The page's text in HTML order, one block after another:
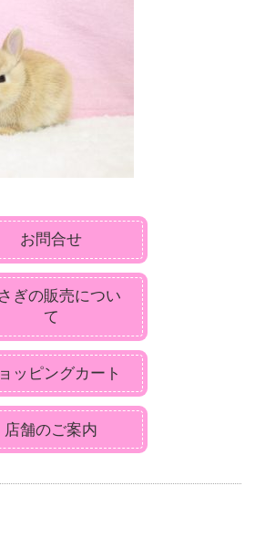
お問合せ
ぎの販売につい
て
ッピングカート
店舗のご案内